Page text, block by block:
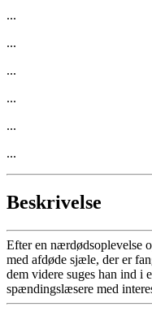
...
...
...
...
...
...
Beskrivelse
Efter en nærdødsoplevelse
med afdøde sjæle, der er
dem videre suges han ind i
spændingslæsere med